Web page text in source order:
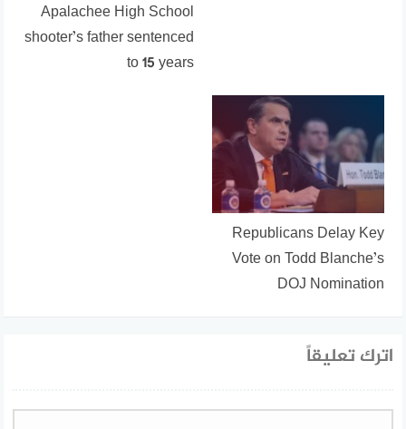
Apalachee High School
shooter’s father sentenced
to 15 years
Republicans Delay Key
Vote on Todd Blanche’s
DOJ Nomination
اترك تعليقاً